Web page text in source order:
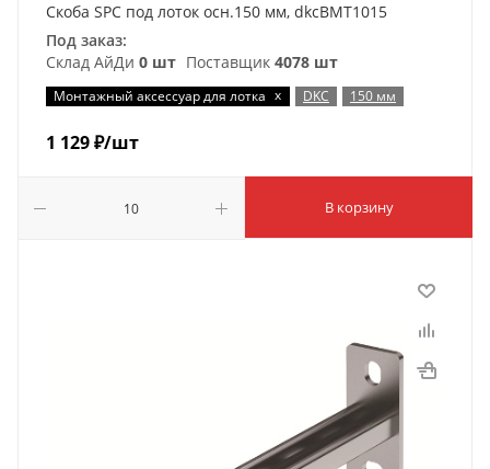
Скоба SPC под лоток осн.150 мм, dkcBMT1015
Под заказ:
Склад АйДи 0 шт Поставщик 4078 шт
Монтажный аксессуар для лотка x DKC 150 мм
1 129₽/шт
В корзину